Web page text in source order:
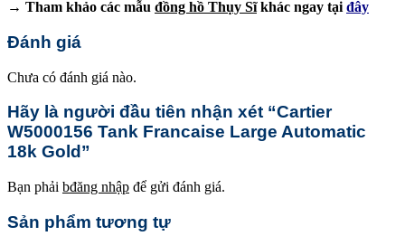
→ Tham khảo các mẫu đồng hồ Thụy Sĩkhác ngay tại đây
Đánh giá
Chưa có đánh giá nào.
Hãy là người đầu tiên nhận xét “Cartier
W5000156 Tank Francaise Large Automatic
18k Gold”
Bạn phải bđăng nhập để gửi đánh giá.
Sản phẩm tương tự